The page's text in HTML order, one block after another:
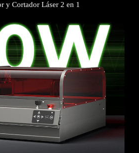
y Cortador Láser 2 en 1